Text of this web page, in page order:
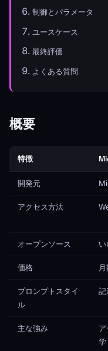
制御とパラメータ
ユースケース
最終評価
よくある質問
概要
特徴
開発元
アクセス方法
オープンソース い
価格
プロンプトスタイ
ル
記
主な強み
学